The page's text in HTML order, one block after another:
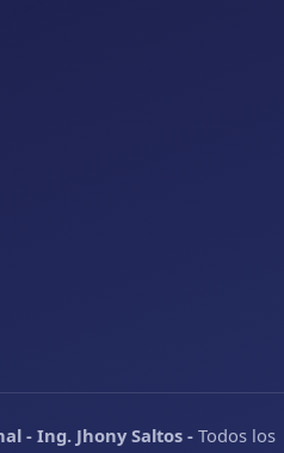
- Ing. Jhony Saltos - Todos los